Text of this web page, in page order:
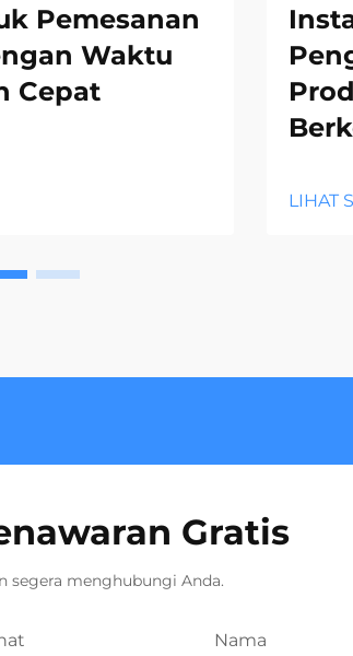
Pemesanan
Waktu
Cepat
LIHAT
Gratis
segera menghubungi Anda.
Nama